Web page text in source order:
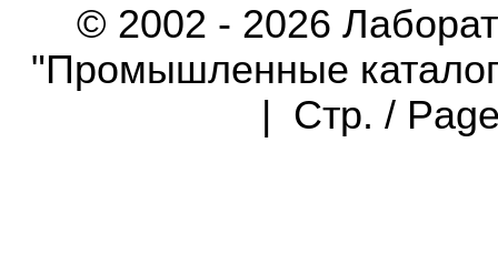
© 2002 - 2026
"Промышленные
| Стр. /